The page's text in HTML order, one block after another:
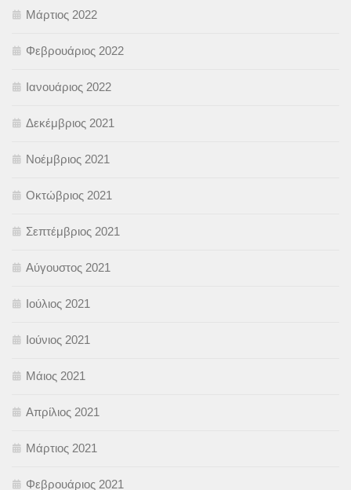
Μάρτιος 2022
Φεβρουάριος 2022
Ιανουάριος 2022
Δεκέμβριος 2021
Νοέμβριος 2021
Οκτώβριος 2021
Σεπτέμβριος 2021
Αύγουστος 2021
Ιούλιος 2021
Ιούνιος 2021
Μάιος 2021
Απρίλιος 2021
Μάρτιος 2021
Φεβρουάριος 2021